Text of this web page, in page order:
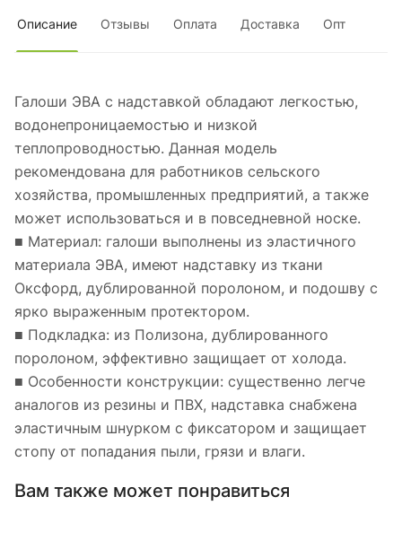
Описание Отзывы Оплата Доставка Опт
Галоши ЭВА с надставкой обладают легкостью,
водонепроницаемостью и низкой
теплопроводностью. Данная модель
рекомендована для работников сельского
хозяйства, промышленных предприятий, а также
может использоваться и в повседневной носке.
■ Материал: галоши выполнены из эластичного
материала ЭВА, имеют надставку из ткани
Оксфорд, дублированной поролоном, и подошву с
ярко выраженным протектором.
■ Подкладка: из Полизона, дублированного
поролоном, эффективно защищает от холода.
■ Особенности конструкции: существенно легче
аналогов из резины и ПВХ, надставка снабжена
эластичным шнурком с фиксатором и защищает
стопу от попадания пыли, грязи и влаги.
Вам также может понравиться